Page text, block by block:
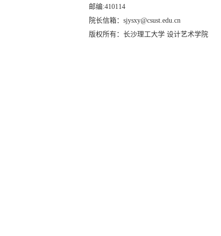
邮编:410114
院长信箱：sjysxy@csust.edu.cn
版权所有：长沙理工大学 设计艺术学院